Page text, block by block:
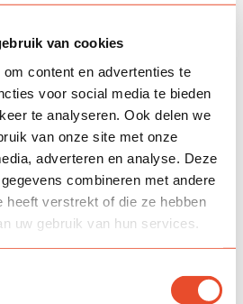
van cookies
content en advertenties te
voor social media te bieden
te analyseren. Ook delen we
van onze site met onze
adverteren en analyse. Deze
combineren met andere
heeft verstrekt of die ze hebben
uw gebruik van hun services.